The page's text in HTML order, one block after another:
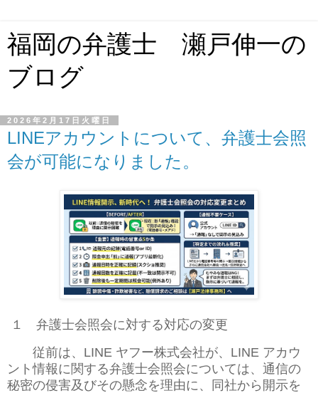
福岡の弁護士 瀬戸伸一の
ブログ
2026年2月17日火曜日
LINEアカウントについて、弁護士会照
会が可能になりました。
１ 弁護士会照会に対する対応の変更
従前は、LINE ヤフー株式会社が、LINE アカウ
ント情報に関する弁護士会照会については、通信の
秘密の侵害及びその懸念を理由に、同社から開示を